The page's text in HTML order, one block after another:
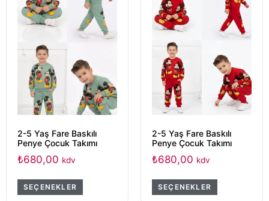
2-5 Yaş Fare Baskılı
Penye Çocuk Takımı
₺680,00 kdv
SEÇENEKLER
2-5 Yaş Fare Baskılı
Penye Çocuk Takımı
₺680,00 kdv
SEÇENEKLER